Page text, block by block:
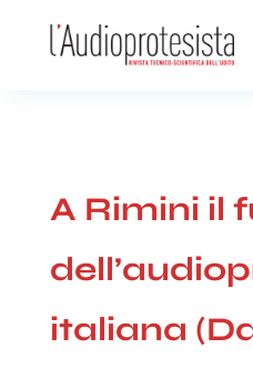
A Rimini il
italiana